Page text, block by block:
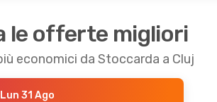
le offerte migliori
economici da Stoccarda a Cluj
31 Ago